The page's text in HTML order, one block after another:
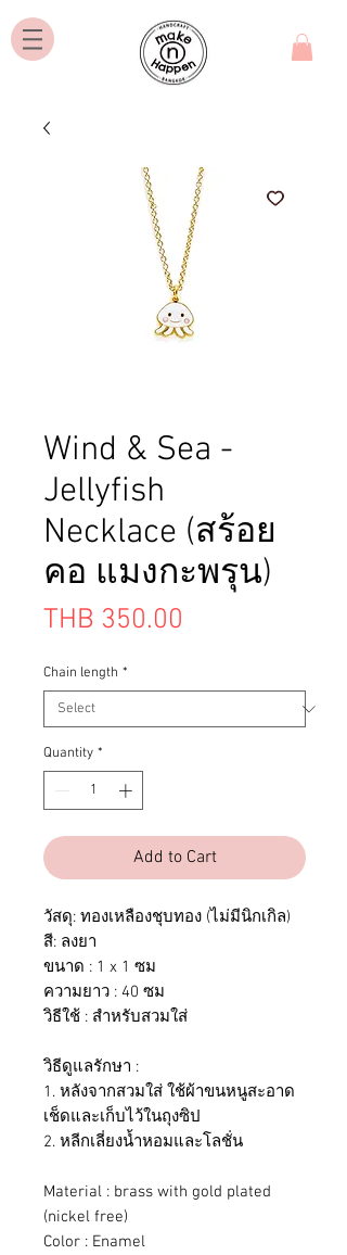
Wind & Sea -
Jellyfish
Necklace (สร้อย
คอ แมงกะพรุน)
THB 350.00
Chain length *
Quantity *
Add to Cart
วัสดุ: ทองเหลืองชุบทอง (ไม่มีนิกเกิล)
สี: ลงยา
ขนาด : 1 x 1 ซม
ความยาว : 40 ซม
วิธีใช้ : สำหรับสวมใส่
วิธีดูแลรักษา :
1. หลังจากสวมใส่ ใช้ผ้าขนหนูสะอาด
เช็ดและเก็บไว้ในถุงซิป
2. หลีกเลี่ยงน้ำหอมและโลชั่น
Material : brass with gold plated
(nickel free)
Color : Enamel